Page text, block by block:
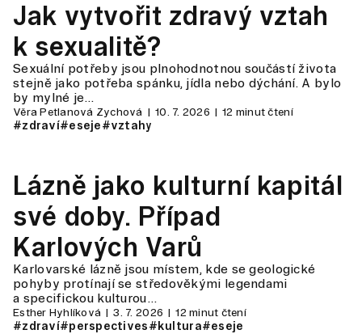
Jak vytvořit zdravý vztah
k sexualitě?
Sexuální potřeby jsou plnohodnotnou součástí života
stejně jako potřeba spánku, jídla nebo dýchání. A bylo
by mylné je…
Věra Petlanová Zychová 10. 7. 2026 12 minut čtení
#zdraví#eseje#vztahy
Lázně jako kulturní kapitál
své doby. Případ
Karlových Varů
Karlovarské lázně jsou místem, kde se geologické
pohyby protínají se středověkými legendami
a specifickou kulturou…
Esther Hyhlíková 3. 7. 2026 12 minut čtení
#zdraví#perspectives#kultura#eseje